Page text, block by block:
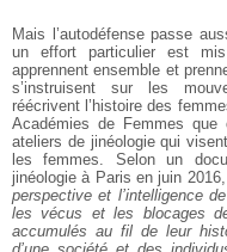
Mais l’autodéfense passe
un effort particulier est
apprennent ensemble et
s’instruisent sur les
réécrivent l’histoire des
Académies de Femmes
ateliers de jinéologie qui
les femmes. Selon un
jinéologie à Paris en juin
perspective et l’intelligence
les vécus et les blocages
accumulés au fil de leur